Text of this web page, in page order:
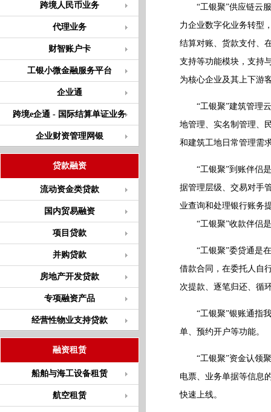
跨境人民币业务
代理业务
财智账户卡
工银小微金融服务平台
企业通
跨境e企通 - 国际结算单证业务
企业财资管理网银
贷款融资
流动资金类贷款
国内贸易融资
项目贷款
并购贷款
房地产开发贷款
专项融资产品
经营性物业支持贷款
融资租赁
船舶与海工设备租赁
航空租赁
“工银聚”供应链云服
力企业数字化业务转型
结算对账、货款支付、
支持等功能模块，支持
为核心企业及其上下游
“工银聚”建筑管理云
地管理、实名制管理、
和建筑工地日常管理需
“工银聚”到账伴侣是
据管理层级、交易对手
业查询和处理银行账务
“工银聚”收款伴侣是
“工银聚”委贷通是在“
借款合同，在委托人自
次提款、逐笔归还、循
“工银聚”银账通指我
单、预约开户等功能。
“工银聚”资金认领聚
电票、业务单据等信息
快速上线。